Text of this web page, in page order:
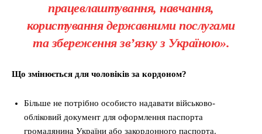
працевлаштування, навчання,
користування державними послугами
та збереження зв’язку з Україною».
Що змінюється для чоловіків за кордоном?
Більше не потрібно особисто надавати військово-
обліковий документ для оформлення паспорта
громадянина України або закордонного паспорта.